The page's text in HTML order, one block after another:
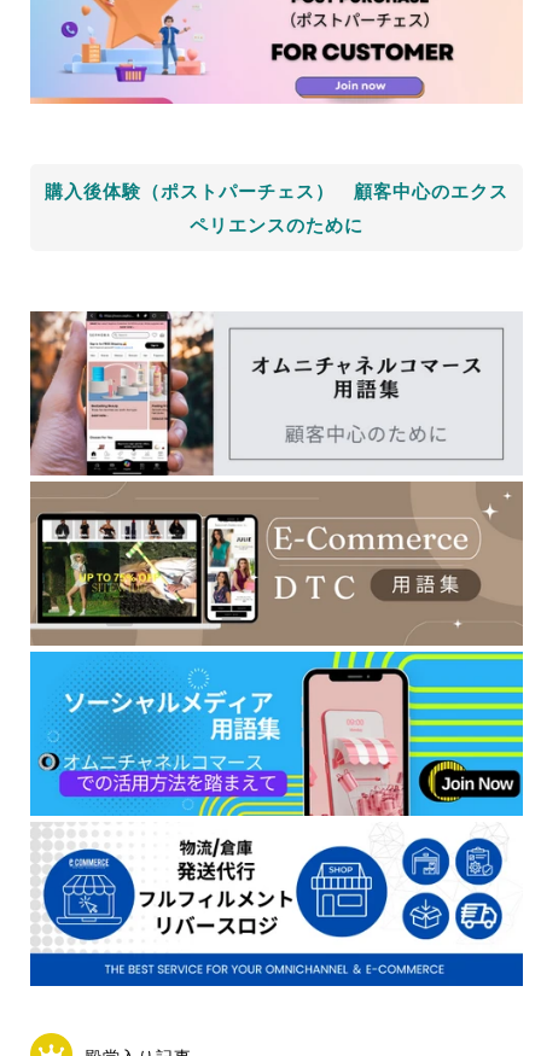
購入後体験（ポストパーチェス） 顧客中心のエクス
ペリエンスのために